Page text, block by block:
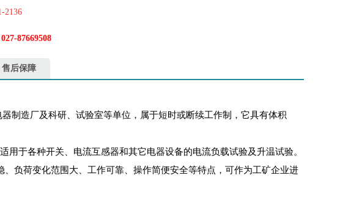
2136
87669508
售后保障
制造厂及科研、试验室等单位，属于短时或断续工作制，它具有体积
于各种开关、电流互感器和其它电器设备的电流负载试验及升温试验。
负荷变化范围大、工作可靠、操作简便安全等特点，可作为工矿企业进